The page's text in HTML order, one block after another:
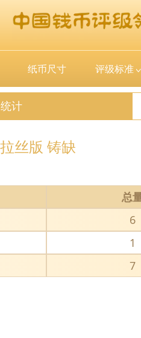
纸币尺寸 评级标准
计
丝版 铸缺
总
6
1
7